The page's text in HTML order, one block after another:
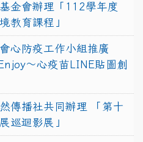
金會辦理「112學年度
教育課程」
心防疫工作小組推廣
〜心疫苗LINE貼圖創
傳播社共同辦理 「第十
巡迴影展」